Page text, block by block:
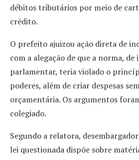
débitos tributários por meio de
crédito.
O prefeito ajuizou ação direta de
com a alegação de que a norma,
parlamentar, teria violado o
poderes, além de criar despesas
orçamentária. Os argumentos
colegiado.
Segundo a relatora,
lei questionada dispõe sobre